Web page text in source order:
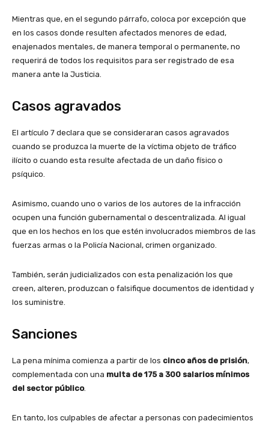
Mientras que, en el segundo párrafo, coloca por excepción que
en los casos donde resulten afectados menores de edad,
enajenados mentales, de manera temporal o permanente, no
requerirá de todos los requisitos para ser registrado de esa
manera ante la Justicia.
Casos agravados
El artículo 7 declara que se consideraran casos agravados
cuando se produzca la muerte de la víctima objeto de tráfico
ilícito o cuando esta resulte afectada de un daño físico o
psíquico.
Asimismo, cuando uno o varios de los autores de la infracción
ocupen una función gubernamental o descentralizada. Al igual
que en los hechos en los que estén involucrados miembros de las
fuerzas armas o la Policía Nacional, crimen organizado.
También, serán judicializados con esta penalización los que
creen, alteren, produzcan o falsifique documentos de identidad y
los suministre.
Sanciones
La pena mínima comienza a partir de los cinco años de prisión,
complementada con una multa de 175 a 300 salarios mínimos
del sector público.
En tanto, los culpables de afectar a personas con padecimientos